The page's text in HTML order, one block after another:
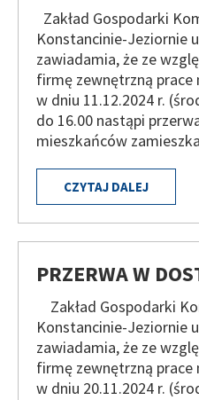
Zakład Gospodarki
Konstancinie-Jeziornie
zawiadamia, że ze
firmę zewnętrzną
w dniu 11.12.2024 r.
do 16.00 nastąpi
mieszkańców
CZYTAJ DALEJ
PRZERWA W
Zakład Gospodarki
Konstancinie-Jeziornie
zawiadamia, że ze
firmę zewnętrzną
w dniu 20.11.2024 r.